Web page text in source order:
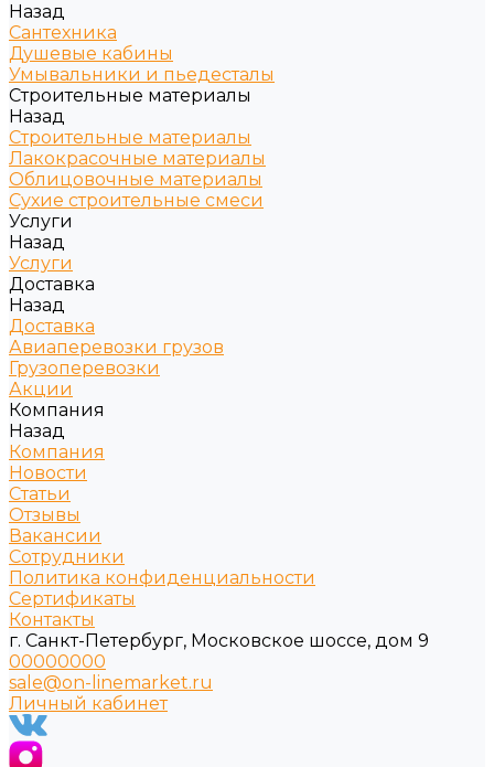
Назад
Сантехника
Душевые кабины
Умывальники и пьедесталы
Строительные материалы
Назад
Строительные материалы
Лакокрасочные материалы
Облицовочные материалы
Сухие строительные смеси
Услуги
Назад
Услуги
Доставка
Назад
Доставка
Авиаперевозки грузов
Грузоперевозки
Акции
Компания
Назад
Компания
Новости
Статьи
Отзывы
Вакансии
Сотрудники
Политика конфиденциальности
Сертификаты
Контакты
г. Санкт-Петербург, Московское шоссе, дом 9
00000000
sale@on-linemarket.ru
Личный кабинет